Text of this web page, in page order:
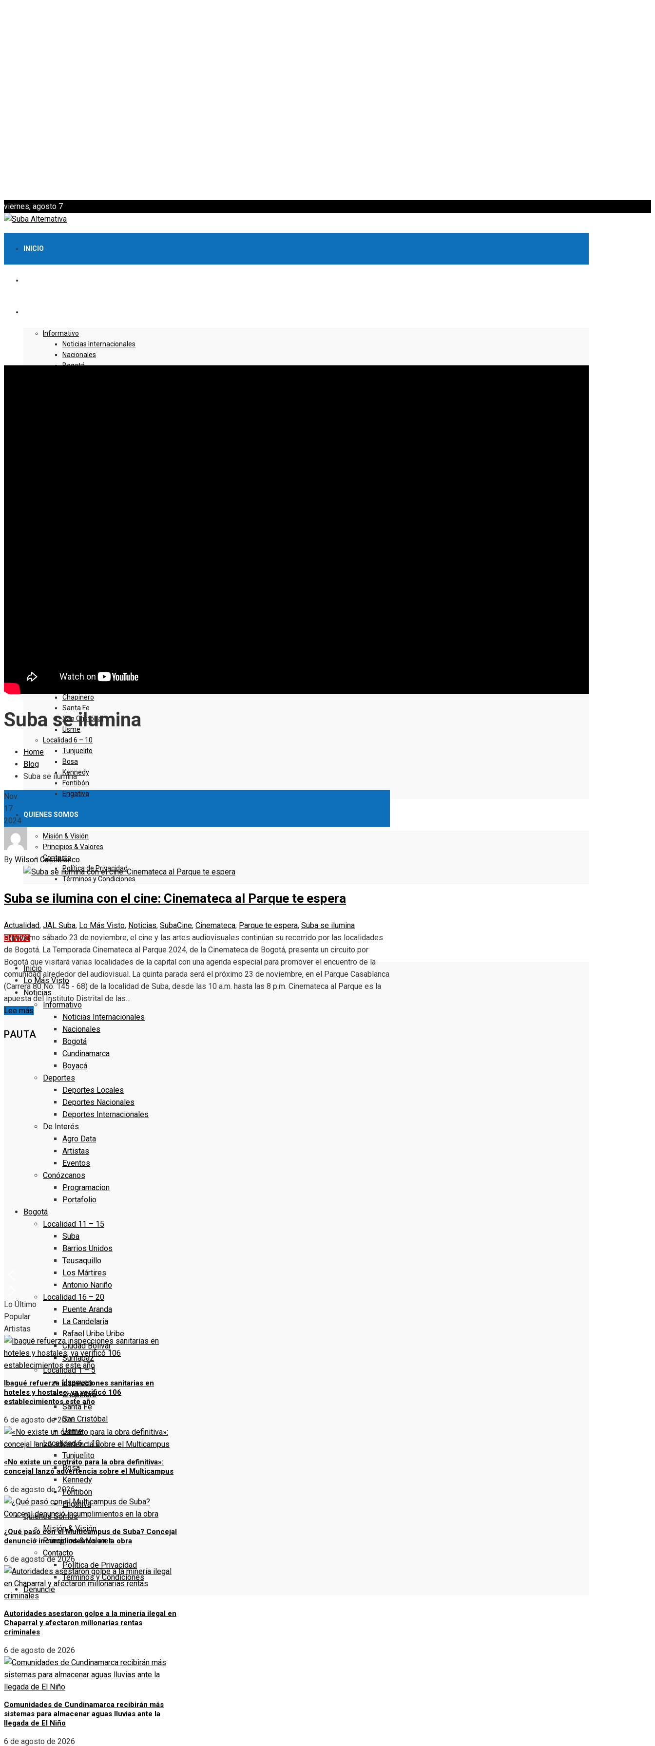
viernes, agosto 7
INICIO
Informativo
Noticias Internacionales
Nacionales
Bogotá
Localidad 1 – 5
Chapinero
Santa Fe
San Cristóbal
Usme
Localidad 6 – 10
Tunjuelito
Bosa
Kennedy
Fontibón
Engativa
QUIENES SOMOS
Misión & Visión
Principios & Valores
Contacto
Política de Privacidad
Términos y Condiciones
DENUNCIE
EN VIVO
Inicio
Lo Más Visto
Noticias
Informativo
Noticias Internacionales
Nacionales
Bogotá
Cundinamarca
Boyacá
Deportes
Deportes Locales
Deportes Nacionales
Deportes Internacionales
De Interés
Agro Data
Artistas
Eventos
Conózcanos
Programacion
Portafolio
Bogotá
Localidad 11 – 15
Suba
Barrios Unidos
Teusaquillo
Los Mártires
Antonio Nariño
Localidad 16 – 20
Puente Aranda
La Candelaria
Rafael Uribe Uribe
Ciudad Bolivar
Sumapaz
Localidad 1 – 5
Usaquen
Chapinero
Santa Fe
San Cristóbal
Usme
Localidad 6 – 10
Tunjuelito
Bosa
Kennedy
Fontibón
Engativa
Quienes Somos
Misión & Visión
Principios & Valores
Contacto
Política de Privacidad
Términos y Condiciones
Denuncie
Suba se ilumina
Home
Blog
Suba se ilumina
Nov
17
2024
By Wilson Castiblanco
Suba se ilumina con el cine: Cinemateca al Parque te espera
Actualidad, JAL Suba, Lo Más Visto, Noticias, SubaCine, Cinemateca, Parque te espera, Suba se ilumina
El próximo sábado 23 de noviembre, el cine y las artes audiovisuales continúan su recorrido por las localidades
de Bogotá. La Temporada Cinemateca al Parque 2024, de la Cinemateca de Bogotá, presenta un circuito por
Bogotá que visitará varias localidades de la capital con una agenda especial para promover el encuentro de la
comunidad alrededor del audiovisual. La quinta parada será el próximo 23 de noviembre, en el Parque Casablanca
(Carrera 80 No. 145 - 68) de la localidad de Suba, desde las 10 a.m. hasta las 8 p.m. Cinemateca al Parque es la
apuesta del Instituto Distrital de las…
Lee más
PAUTA
Lo Último
Popular
Artistas
Ibagué refuerza inspecciones sanitarias en
hoteles y hostales; ya verificó 106
establecimientos este año
6 de agosto de 2026
«No existe un contrato para la obra definitiva»:
concejal lanzó advertencia sobre el Multicampus
6 de agosto de 2026
¿Qué pasó con el Multicampus de Suba? Concejal
denunció incumplimientos en la obra
6 de agosto de 2026
Autoridades asestaron golpe a la minería ilegal en
Chaparral y afectaron millonarias rentas
criminales
6 de agosto de 2026
Comunidades de Cundinamarca recibirán más
sistemas para almacenar aguas lluvias ante la
llegada de El Niño
6 de agosto de 2026